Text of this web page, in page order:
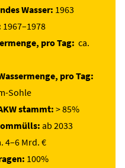
Wasser: 1963
1967–1978
pro Tag: ca.
pro Tag:
Sohle
stammt: > 85%
ab 2033
4–6 Mrd. €
100%